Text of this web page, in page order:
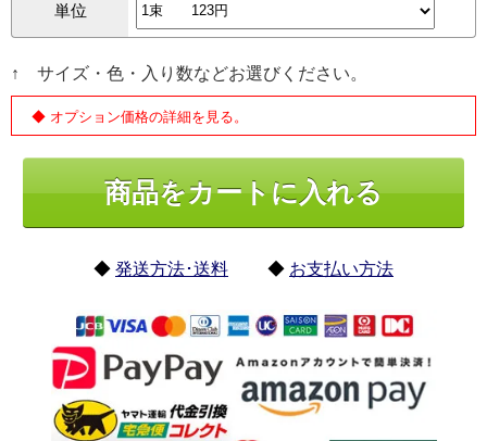
単位
↑ サイズ・色・入り数などお選びください。
◆ オプション価格の詳細を見る。
◆ 発送方法･送料 ◆ お支払い方法